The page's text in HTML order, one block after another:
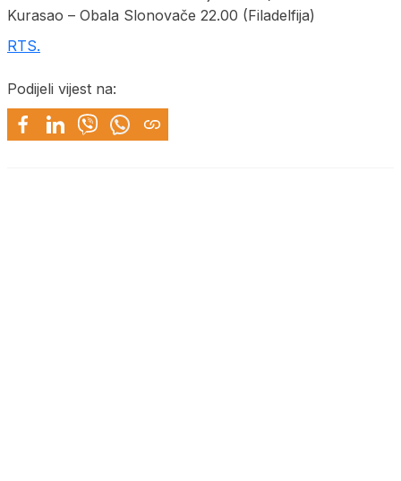
Kurasao – Obala Slonovače 22.00 (Filadelfija)
RTS.
Podijeli vijest na: